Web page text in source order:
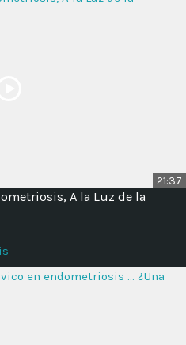
21:37
A la Luz de la